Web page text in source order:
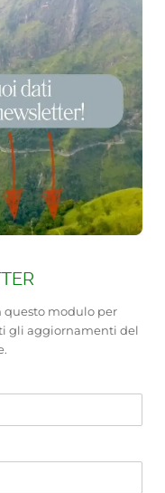
questo modulo per
gli aggiornamenti del